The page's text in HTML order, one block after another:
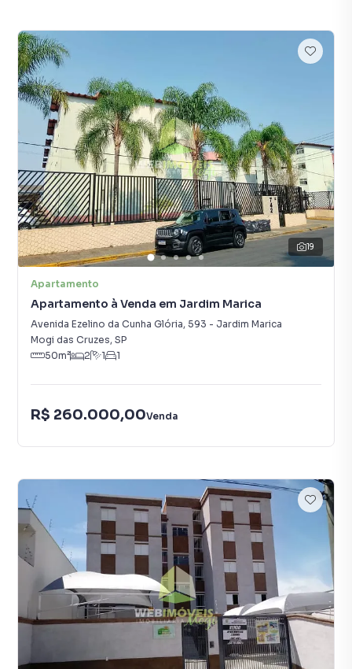
19
Apartamento
Apartamento à Venda em Jardim Marica
Avenida Ezelino da Cunha Glória, 593 - Jardim Marica
Mogi das Cruzes, SP
50m² 2 1 1
R$ 260.000,00Venda